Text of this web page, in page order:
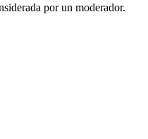
por un moderador.